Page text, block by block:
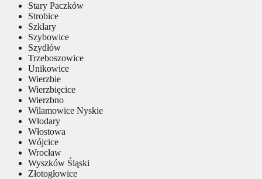
Stary Paczków
Strobice
Szklary
Szybowice
Szydłów
Trzeboszowice
Unikowice
Wierzbie
Wierzbięcice
Wierzbno
Wilamowice Nyskie
Włodary
Włostowa
Wójcice
Wrocław
Wyszków Śląski
Złotogłowice